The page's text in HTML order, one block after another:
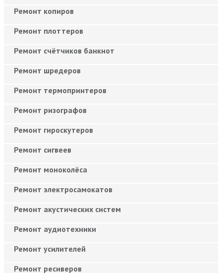
Ремонт копиров
Ремонт плоттеров
Ремонт счётчиков банкнот
Ремонт шредеров
Ремонт термопринтеров
Ремонт ризографов
Ремонт гироскутеров
Ремонт сигвеев
Ремонт моноколёса
Ремонт электросамокатов
Ремонт акустических систем
Ремонт аудиотехники
Ремонт усилителей
Ремонт ресиверов